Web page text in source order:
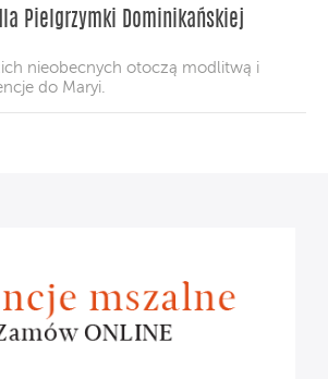
Pielgrzymki Dominikańskiej
nieobecnych otoczą modlitwą i
do Maryi.